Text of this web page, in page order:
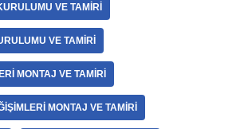
VE TAMIRI
VE TAMIRI
MONTAJ VE TAMIRI
MONTAJ VE TAMIRI